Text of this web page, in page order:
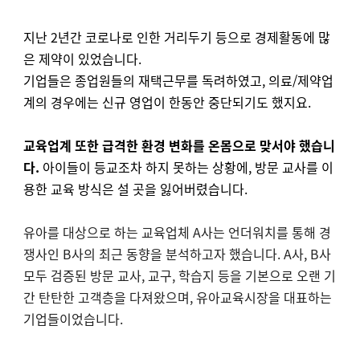
지난 2년간 코로나로 인한 거리두기 등으로 경제활동에 많
은 제약이 있었습니다.
기업들은 종업원들의 재택근무를 독려하였고, 의료/제약업
계의 경우에는 신규 영업이 한동안 중단되기도 했지요.
교육업계 또한 급격한 환경 변화를 온몸으로 맞서야 했습니
다. 아이들이 등교조차 하지 못하는 상황에, 방문 교사를 이
용한 교육 방식은 설 곳을 잃어버렸습니다.
유아를 대상으로 하는 교육업체 A사는 언더워치를 통해 경
쟁사인 B사의 최근 동향을 분석하고자 했습니다. A사, B사
모두 검증된 방문 교사, 교구, 학습지 등을 기본으로 오랜 기
간 탄탄한 고객층을 다져왔으며, 유아교육시장을 대표하는
기업들이었습니다.